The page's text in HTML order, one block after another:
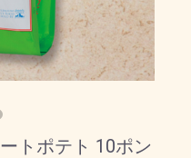
トポテト 10ポン